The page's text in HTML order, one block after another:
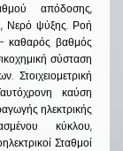
απόδοσης,
Νερό ψύξης. Ροή
καθαρός βαθμός
σύσταση
Στοιχειομετρική
καύση
ηλεκτρικής
κύκλου,
Σταθμοί